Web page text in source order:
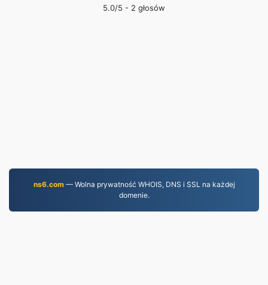
5.0/5 - 2 głosów
ns6.com— Wolna prywatność WHOIS, DNS i SSL na każdej
domenie.